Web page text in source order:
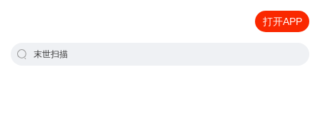
打开APP
末世扫描